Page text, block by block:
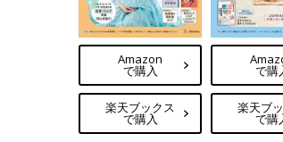
Amazon
で購入
楽天ブックス
で購入
で購
楽天ブ
で購